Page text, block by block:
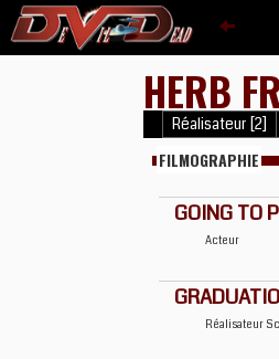
HERB
Réalisateur [2]
FILMOGRAPHIE
GOING TO
Acteur
Réalisateur